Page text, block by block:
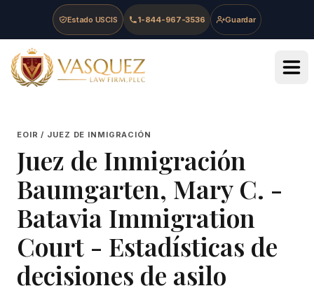
Skip to main content
Skip to navigation
Skip to footer
Estado USCIS 1-844-967-3536 Guardar
Vasquez Law Firm - Home
EOIR / JUEZ DE INMIGRACIÓN
Juez de Inmigración
Baumgarten, Mary C. -
Batavia Immigration
Court - Estadísticas de
decisiones de asilo